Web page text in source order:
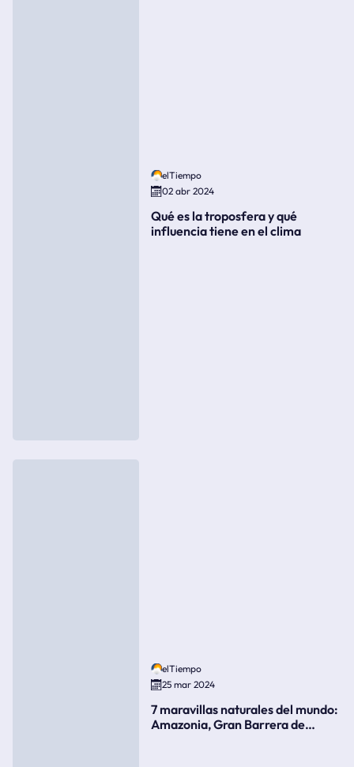
elTiempo
02 abr 2024
Qué es la troposfera y qué
influencia tiene en el clima
elTiempo
25 mar 2024
7 maravillas naturales del mundo:
Amazonia, Gran Barrera de